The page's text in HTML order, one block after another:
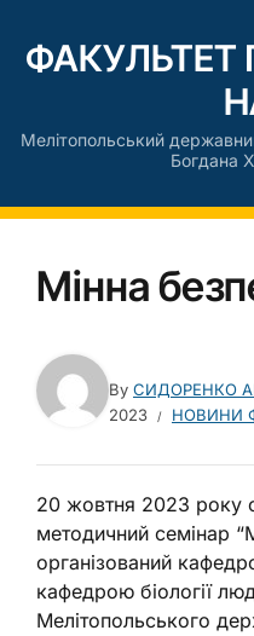
Мелітопольський
Богдана
Мінна
By СИДОРЕНКО
2023
НОВИНИ
20 жовтня 2023 року
методичний семінар
організований
кафедрою біології
Мелітопольського